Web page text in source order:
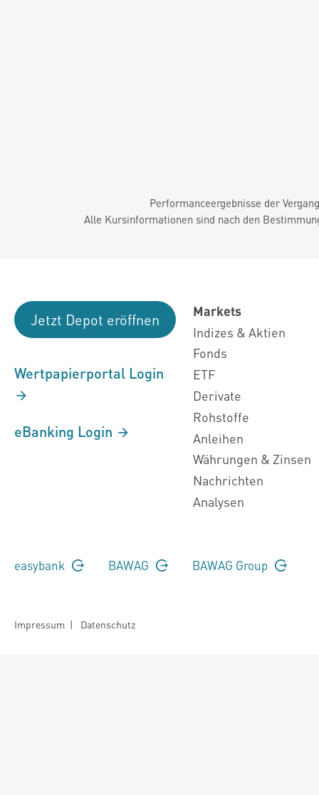
Performanceergebnisse der
Alle Kursinformationen sind nach den
Jetzt Depot eröffnen
Wertpapierportal Login
eBanking Login
Markets
Indizes & Aktien
Fonds
ETF
Derivate
Rohstoffe
Anleihen
Währungen & Zinsen
Nachrichten
Analysen
easybank BAWAG BAWAG Group
Impressum | Datenschutz